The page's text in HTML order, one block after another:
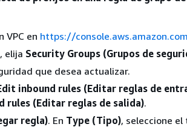
VPC en https://
elija Security Groups (Grupos de
que desea actualizar.
inbound rules (Editar reglas de
rules (Editar reglas de salida).
regla). En Type (Tipo), seleccione